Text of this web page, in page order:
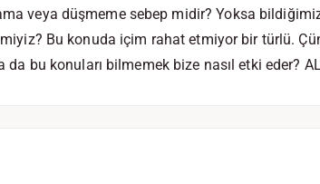
veya düşmeme sebep midir? Yoksa
Bu konuda içim rahat etmiyor bir türlü.
bu konuları bilmemek bize nasıl etki eder?